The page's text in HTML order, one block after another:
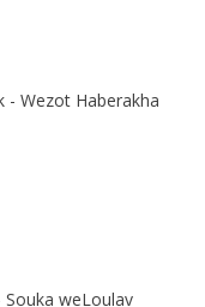
- Wezot Haberakha
weLoulav